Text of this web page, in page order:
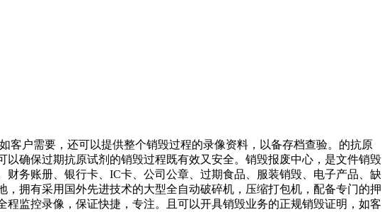
客户需要，还可以提供整个销毁过程的录像资料，以备存档查验。的抗原
确保过期抗原试剂的销毁过程既有效又安全。销毁报废中心，是文件销毁
务账册、银行卡、IC卡、公司公章、过期食品、服装销毁、电子产品、缺
拥有采用国外先进技术的大型全自动破碎机，压缩打包机，配备专门的押
监控录像，保证快捷，专注。且可以开具销毁业务的正规销毁证明，如客